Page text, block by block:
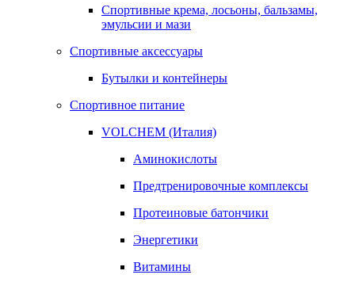
Спортивные крема, лосьоны, бальзамы,
эмульсии и мази
Спортивные аксессуары
Бутылки и контейнеры
Спортивное питание
VOLCHEM (Италия)
Аминокислоты
Предтренировочные комплексы
Протеиновые батончики
Энергетики
Витамины